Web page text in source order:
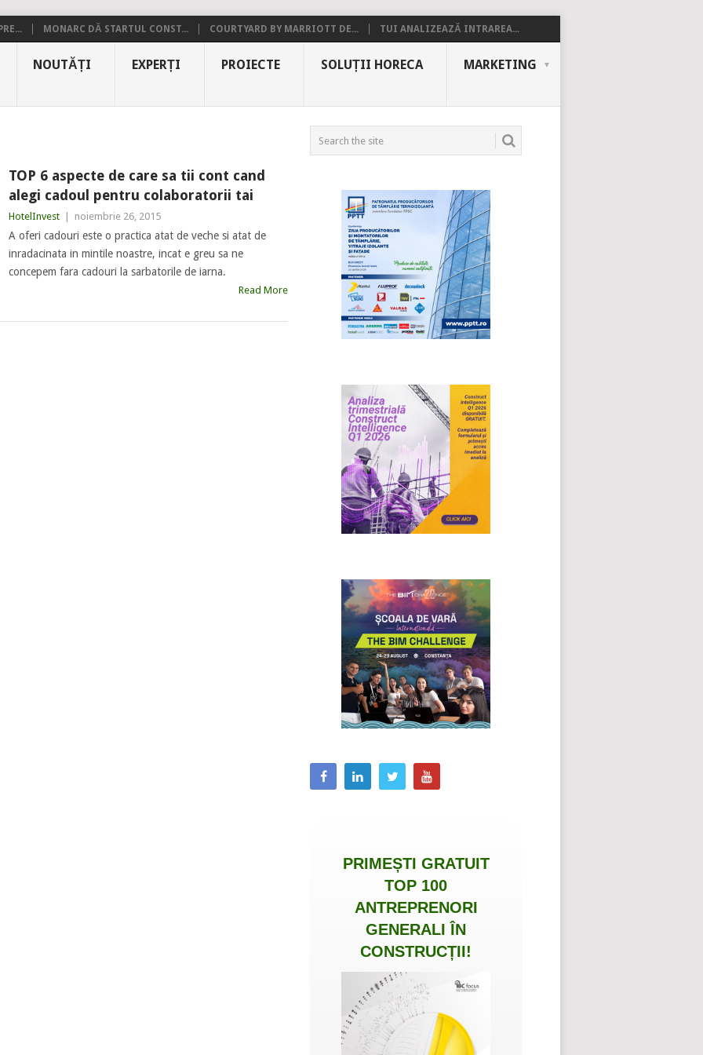
MONARC DĂ STARTUL CONST... COURTYARD BY MARRIOTT DE... TUI ANALIZEAZĂ INTRAREA...
NOUTĂȚI EXPERȚI PROIECTE SOLUȚII HORECA MARKETING
TOP 6 aspecte de care sa tii cont cand
alegi cadoul pentru colaboratorii tai
HotelInvest noiembrie 26, 2015
A oferi cadouri este o practica atat de veche si atat de
inradacinata in mintile noastre, incat e greu sa ne
concepem fara cadouri la sarbatorile de iarna.
Read More
PRIMEȘTI GRATUIT
TOP 100
ANTREPRENORI
GENERALI ÎN
CONSTRUCȚII!